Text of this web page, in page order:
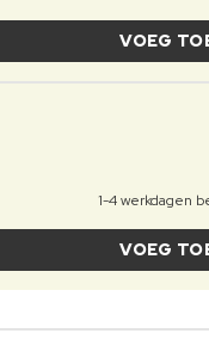
VOEG
1-4 werkdagen
VOEG